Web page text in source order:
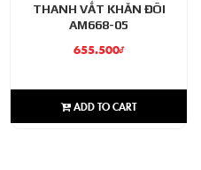
THANH VẮT KHĂN ĐÔI
AM668-05
655.500₫
ADD TO CART